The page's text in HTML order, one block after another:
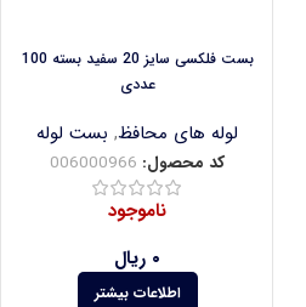
بست فلکسی سایز 20 سفید بسته 100
عددی
لوله های محافظ, بست لوله
کد محصول: 006000966
ناموجود
۰ ریال
اطلاعات بیشتر